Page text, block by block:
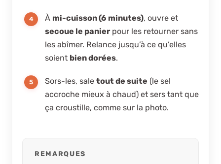
À mi-cuisson (6 minutes), ouvre et
secoue le panierpour les retourner sans
les abîmer. Relance jusqu’à ce qu’elles
soient bien dorées.
Sors-les, sale tout de suite (le sel
accroche mieux à chaud) et sers tant que
ça croustille, comme sur la photo.
REMARQUES